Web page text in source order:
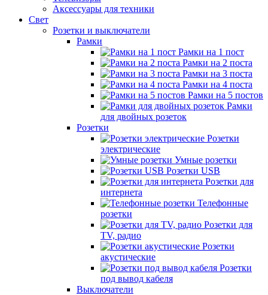
Аксессуары для техники
Свет
Розетки и выключатели
Рамки
Рамки на 1 пост
Рамки на 2 поста
Рамки на 3 поста
Рамки на 4 поста
Рамки на 5 постов
Рамки
для двойных розеток
Розетки
Розетки
электрические
Умные розетки
Розетки USB
Розетки для
интернета
Телефонные
розетки
Розетки для
TV, радио
Розетки
акустические
Розетки
под вывод кабеля
Выключатели